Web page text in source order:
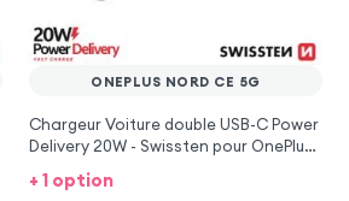
ONEPLUS NORD CE 5G
Chargeur Voiture double USB-C Power
Delivery 20W - Swissten pour OnePlus
Nord CE 5G
+ 1 option